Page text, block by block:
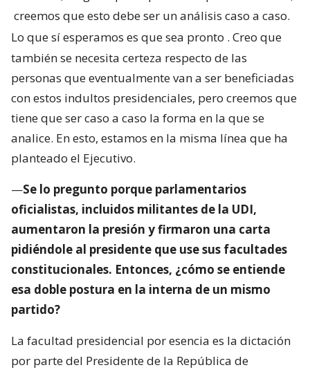
creemos que esto debe ser un análisis caso a caso.
Lo que sí esperamos es que sea pronto . Creo que
también se necesita certeza respecto de las
personas que eventualmente van a ser beneficiadas
con estos indultos presidenciales, pero creemos que
tiene que ser caso a caso la forma en la que se
analice. En esto, estamos en la misma línea que ha
planteado el Ejecutivo.
—Se lo pregunto porque parlamentarios
oficialistas, incluidos militantes de la UDI,
aumentaron la presión y firmaron una carta
pidiéndole al presidente que use sus facultades
constitucionales. Entonces, ¿cómo se entiende
esa doble postura en la interna de un mismo
partido?
La facultad presidencial por esencia es la dictación
por parte del Presidente de la República de